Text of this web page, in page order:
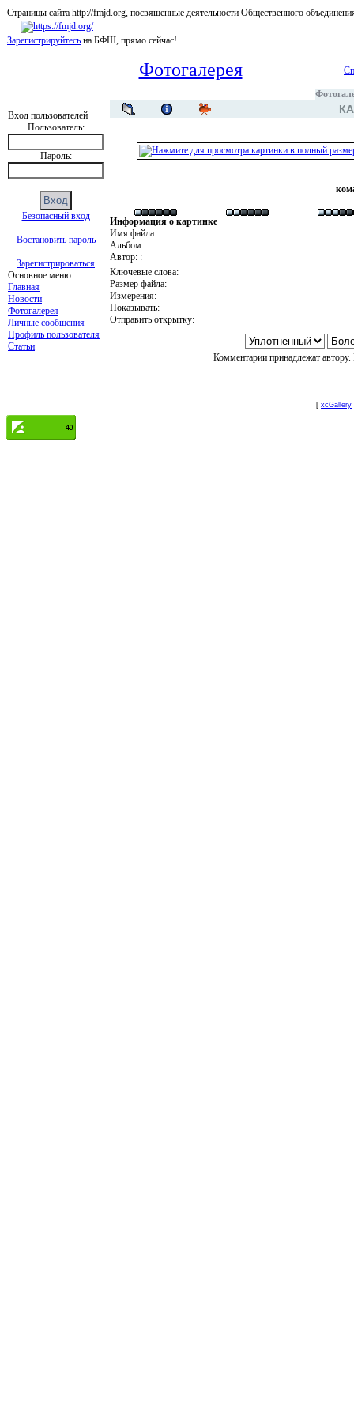
Страницы сайта http://fmjd.org, посвященные деятельности Общественного
Зарегистрируйтесь на БФШ, прямо сейчас!
Вход пользователей
Пользователь:
Пароль:
Безопасный вход
Востановить пароль
Зарегистрироваться
Основное меню
Главная
Новости
Фотогалерея
Личные сообщения
Профиль пользователя
Статьи
Фотогалерея
Информация о картинке
Имя файла:
Альбом:
Автор: :
Ключевые слова:
Размер файла:
Измерения:
Показывать:
Отправить открытку:
Комментарии принадлежат
[ xcGallery